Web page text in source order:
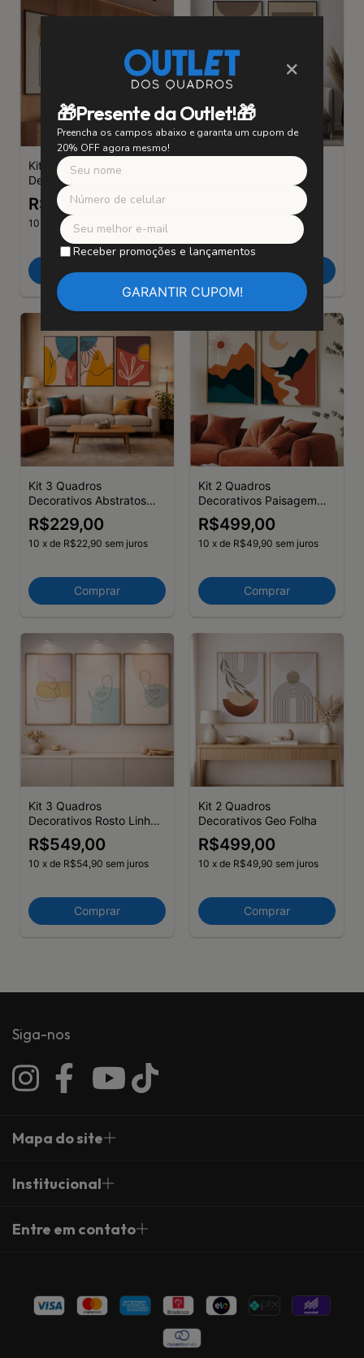
×
🎁Presente da Outlet!🎁
Preencha os campos abaixo e garanta um cupom de
20% OFF agora mesmo!
Receber promoções e lançamentos
Kit 3 Quadros
Decorativos Geométrico
com linhas II
R$549,00
10 deR$54,90 sem juros
Comprar
Decorativos Equilíbrio
sem juros
Comprar
Kit 3 Quadros
Decorativos Abstratos
Composição IV
R$229,00
10 x de R$22,90 sem juros
Comprar
Kit 2 Quadros
Decorativos Paisagem
Minimalista
R$499,00
10 x de R$49,90 sem juros
Comprar
Kit 3 Quadros
Decorativos Rosto Linhas
III
R$549,00
10 x de R$54,90 sem juros
Comprar
Kit 2 Quadros
Decorativos Geo Folha
R$499,00
10 x de R$49,90 sem juros
Comprar
Siga-nos
Mapa do site
Institucional
Entre em contato